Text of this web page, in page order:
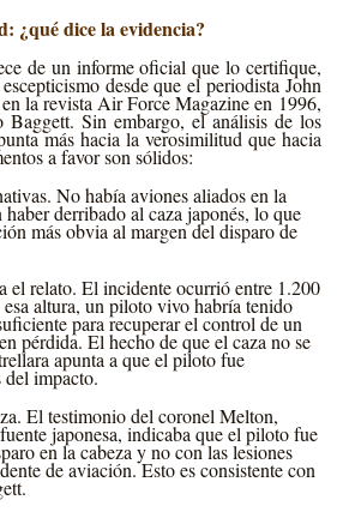
¿qué dice la evidencia?
de un informe oficial que lo certifique,
desde que el periodista John
la revista Air Force Magazine en 1996,
Baggett. Sin embargo, el análisis de los
más hacia la verosimilitud que hacia
a favor son sólidos:
No había aviones aliados en la
derribado al caza japonés, lo que
más obvia al margen del disparo de
el relato. El incidente ocurrió entre 1.200
altura, un piloto vivo habría tenido
para recuperar el control de un
pérdida. El hecho de que el caza no se
apunta a que el piloto fue
del impacto.
El testimonio del coronel Melton,
japonesa, indicaba que el piloto fue
en la cabeza y no con las lesiones
de aviación. Esto es consistente con